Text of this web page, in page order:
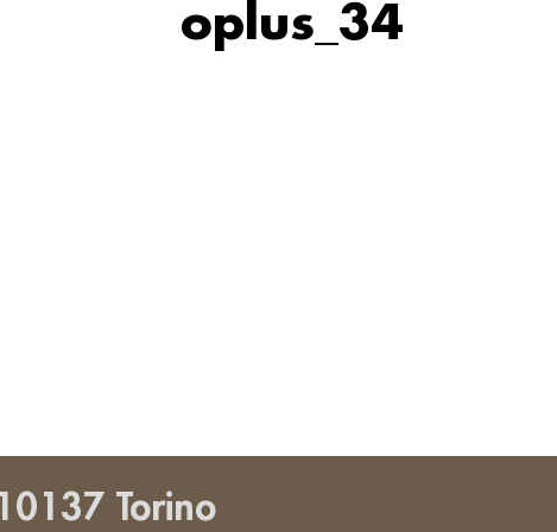
oplus_34
Torino